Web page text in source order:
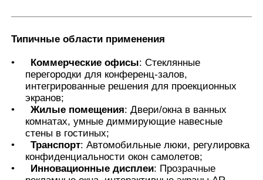
Типичные области применения
• Коммерческие офисы: Стеклянные
перегородки для конференц-залов,
интегрированные решения для проекционных
экранов;
•
Жилые помещения: Двери/окна в ванных
комнатах, умные диммирующие навесные
стены в гостиных;
•
Транспорт: Автомобильные люки, регулировка
конфиденциальности окон самолетов;
•
Инновационные дисплеи: Прозрачные